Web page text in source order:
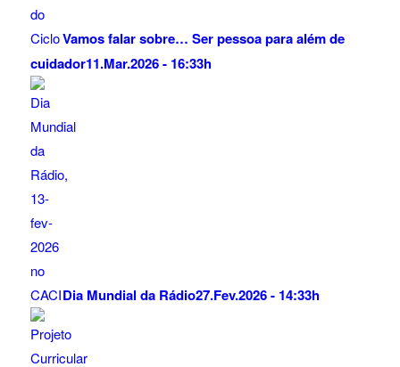
Vamos falar sobre… Ser pessoa para além de
cuidador11.Mar.2026 - 16:33h
Dia Mundial da Rádio27.Fev.2026 - 14:33h